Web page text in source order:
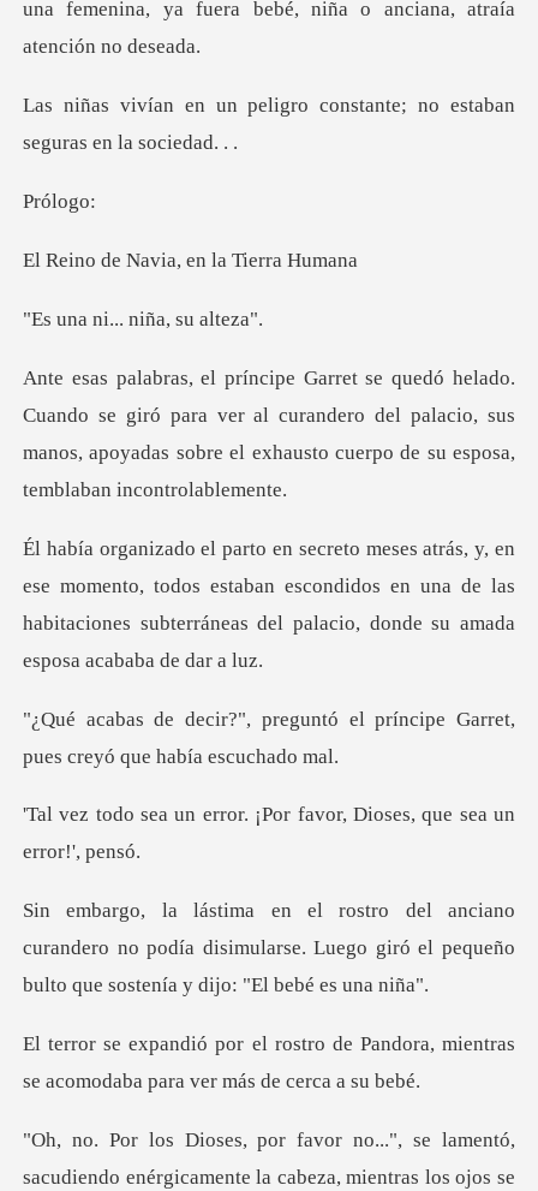
una femeni
gro constante; no estaban
s
ól
Navia, en la
... niña,
giró para ver al curandero del palacio, sus
manos, apoyadas sobr
omento, todos estaban escondidos en una de las
habitaciones subt
ntó el príncipe Garret,
pues c
r. ¡Por favor, Dioses, qu
randero no podía disimularse. Luego giró el pequeño
o de Pandora, mientras
se acomodab
lamentó,
sacudiendo enérgicamente la cabeza,